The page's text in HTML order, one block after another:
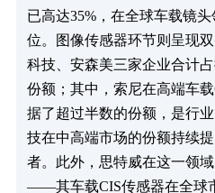
已高达35%，在全球车载镜
位。图像传感器环节则呈现
科技、安森美三家企业合计
份额；其中，索尼在高端车
据了超过半数的份额，是行
技在中高端市场的份额持续
者。此外，思特威在这一领
——其车载CIS传感器在全球